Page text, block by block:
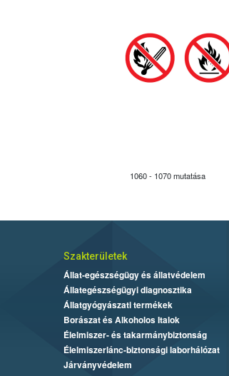
1060 - 1070 mutatása
Szakterületek
Állat-egészségügy és állatvédelem
Állategészségügyi diagnosztika
Állatgyógyászati termékek
Borászat és Alkoholos Italok
Élelmiszer- és takarmánybiztonság
Élelmiszerlánc-biztonsági laborhálózat
Járványvédelem